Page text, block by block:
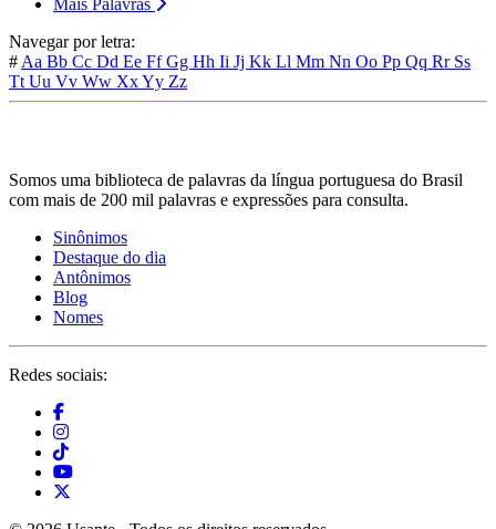
Mais Palavras
Navegar por letra:
# Aa Bb Cc Dd Ee FfGg Hh Ii Jj Kk Ll Mm Nn Oo Pp Qq Rr Ss
Tt Uu Vv Ww XxYy Zz
Somos uma biblioteca de palavras da língua portuguesa do Brasil
com mais de 200 mil palavras e expressões para consulta.
Sinônimos
Destaque do dia
Antônimos
Blog
Nomes
Redes sociais: